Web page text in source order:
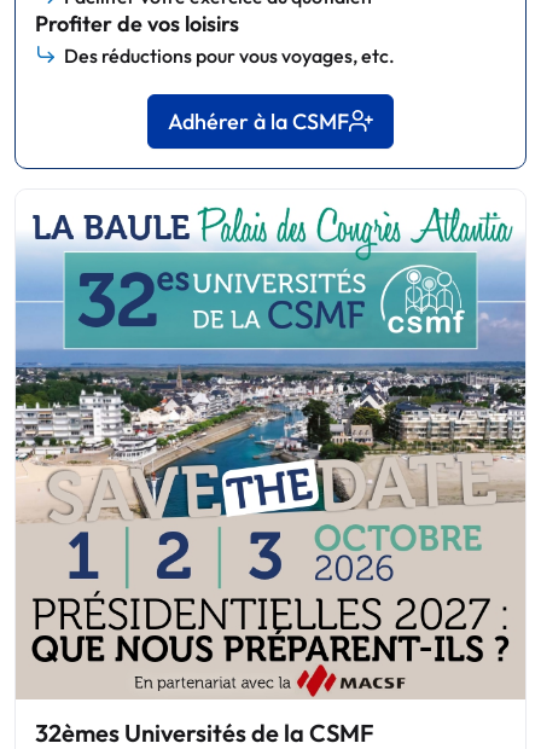
Profiter de vos loisirs
Des réductions pour vous voyages, etc.
Adhérer à la CSMF
32èmes Universités de la CSMF